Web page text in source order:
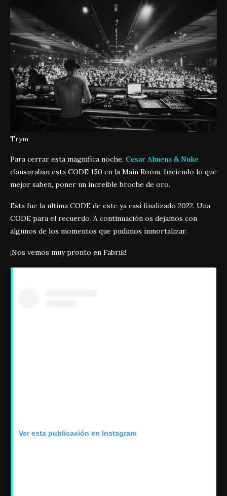
Trym
Para cerrar esta magnifica noche, Cesar Almena & Nuke
clausuraban esta CODE 150 en la Main Room, haciendo lo que
mejor saben, poner un increíble broche de oro.
Esta fue la ultima CODE de este ya casi finalizado 2022. Una
CODE para el recuerdo. A continuación os dejamos con
algunos de los momentos que pudimos inmortalizar.
¡Nos vemos muy pronto en Fabrik!
Ver esta publicación en Instagram